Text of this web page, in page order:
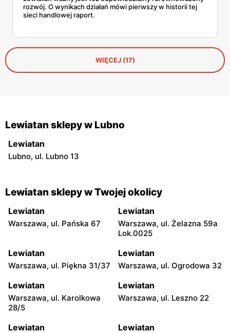
rozwój. O wynikach działań mówi pierwszy w historii tej
sieci handlowej raport.
WIĘCEJ (17)
Lewiatan sklepy w Lubno
Lewiatan
Lubno, ul. Lubno 13
Lewiatan sklepy w Twojej okolicy
Lewiatan
Warszawa, ul. Pańska 67
Lewiatan
Warszawa, ul. Żelazna 59a
Lok.0025
Lewiatan
Warszawa, ul. Piękna 31/37
Lewiatan
Warszawa, ul. Ogrodowa 32
Lewiatan
Warszawa, ul. Karolkowa
28/5
Lewiatan
Warszawa, ul. Leszno 22
Lewiatan Lewiatan